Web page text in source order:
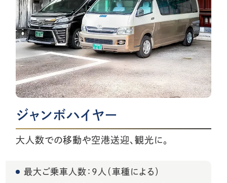
ジャンボハイヤー
大人数での移動や空港送迎、観光に。
最大ご乗車人数：9人（車種による）